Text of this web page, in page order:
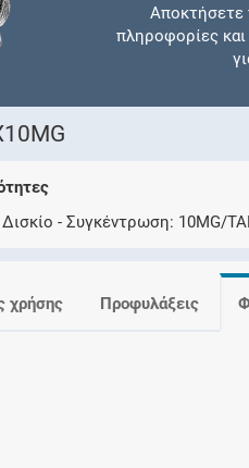
Αποκτήσετε
πληροφορίες
Ελέγξτε την
Δισκίο Συγκέντρωση 10MG/
χρήσης Προφυλάξεις